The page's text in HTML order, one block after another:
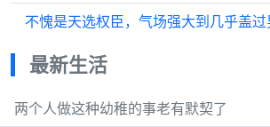
不愧是天选权臣，气场强大到几乎盖过
最新生活
两个人做这种幼稚的事老有默契了